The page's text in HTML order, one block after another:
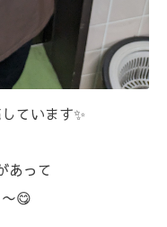
ています✨⁡
あって
😋⁡⁡